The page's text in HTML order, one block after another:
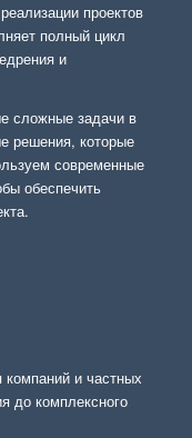
проектов
полный цикл
и
сложные задачи в
решения, которые
современные
обеспечить
и частных
до комплексного